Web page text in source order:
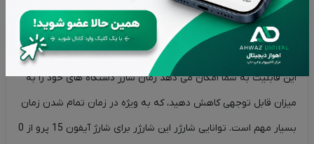
شارژر سریع Palm Baseus از چندین پروتکل شارژ سریع محبوب
مانند PD3.0 و QC3.0 پشتیبانی می کند.
این قابلیت به شما امکان می دهد زمان شارژ دستگاه های خود را به
میزان قابل توجهی کاهش دهید، که به ویژه در زمان تمام شدن زمان
بسیار مهم است. توانایی شارژر این شارژر برای شارژ آیفون 15 پرو از 0